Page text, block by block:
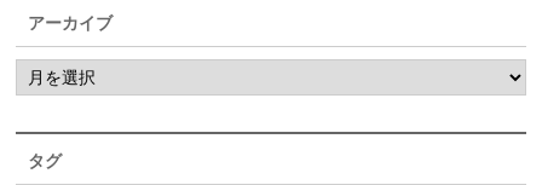
アーカイブ
タグ